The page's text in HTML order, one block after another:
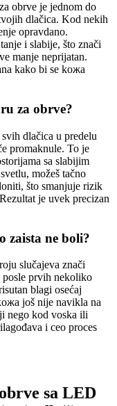
obrve je jednom do
dlačica. Kod nekih
opravdano.
i slabije, što znači
manje neprijatan.
kako bi se kожа
za obrve?
dlačica u predelu
promaknule. To je
sa slabijim
možeš tačno
što smanjuje rizik
je uvek precizan
zaista ne boli?
slučajeva znači
posle prvih nekoliko
blagi osećaj
još nije navikla na
nego kod voska ili
i ceo proces
sa LED